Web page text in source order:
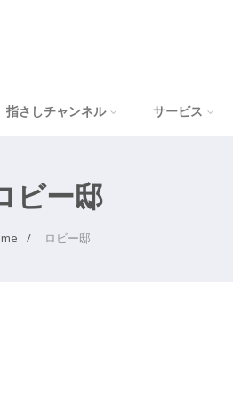
指さしチャンネル サービス
ビー邸
ロビー邸